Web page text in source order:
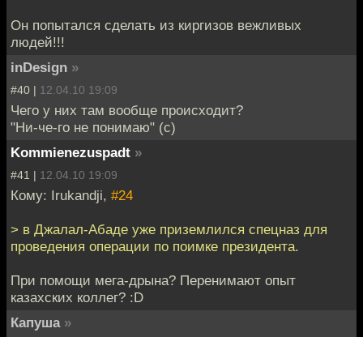
Он попытался сделать из киргизов вежливых
людей!!!
inDesign »
#40 | 12.04.10 19:09
Чего у них там вообще происходит?
"Ни-че-го не понимаю" (с)
Kommienezuspadt »
#41 | 12.04.10 19:09
Кому: Irukandji, #24
> в Джалал-Абаде уже приземлился спецназ для
проведения операции по поимке президента.
При помощи мега-дрына? Перенимают опыт
казахских коллег? :D
Капуша »